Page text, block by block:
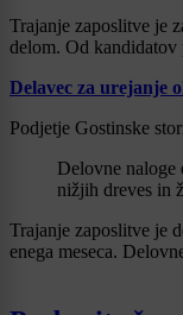
Trajanje zaposlitve je
delom. Od kandidatov
Delavec za urejanje
Podjetje Gostinske
Delovne naloge
nižjih dreves in
Trajanje zaposlitve je
enega meseca.